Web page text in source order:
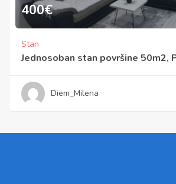
400€
Stan
Jednosoban stan površine 50m2,
Diem_Milena